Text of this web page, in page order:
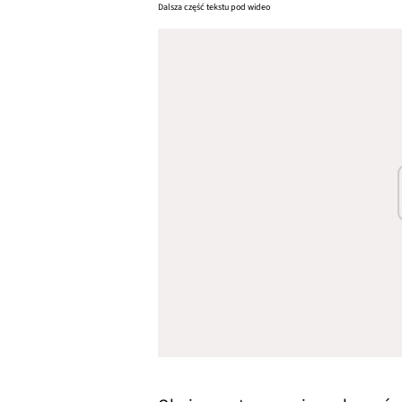
Dalsza część tekstu pod wideo